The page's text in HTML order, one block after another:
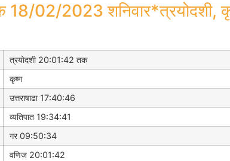
18/02/2023 शनिवार*त्रयोदशी,
त्रयोदशी 20:01:42 तक
कृष्ण
उत्तराषाढा 17:40:46
व्यतिपात 19:34:41
गर 09:50:34
वणिज 20:01:42